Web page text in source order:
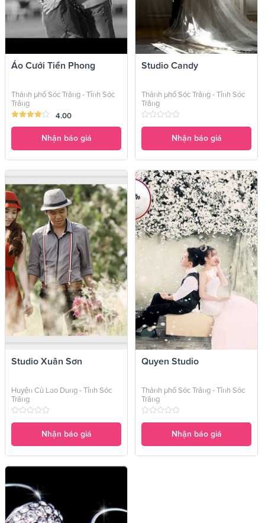
Áo Cưới Tiền Phong
Thành phố Sóc Trăng - Tỉnh Sóc
Trăng
4.00
Nhận báo giá
Studio Candy
Thành phố Sóc Trăng - Tỉnh Sóc
Trăng
Nhận báo giá
Studio Xuân Sơn
Huyện Cù Lao Dung - Tỉnh Sóc
Trăng
Nhận báo giá
Quyen Studio
Thành phố Sóc Trăng - Tỉnh Sóc
Trăng
Nhận báo giá